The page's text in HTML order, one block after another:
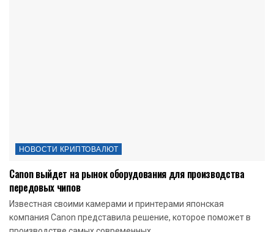
НОВОСТИ КРИПТОВАЛЮТ
Canon выйдет на рынок оборудования для производства
передовых чипов
Известная своими камерами и принтерами японская
компания Canon представила решение, которое поможет в